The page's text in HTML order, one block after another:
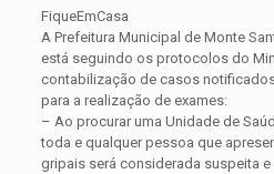
FiqueEmCasa
A Prefeitura Municipal de Monte
está seguindo os protocolos do
contabilização de casos
para a realização de exames:
– Ao procurar uma Unidade de
toda e qualquer pessoa que
gripais será considerada suspeita